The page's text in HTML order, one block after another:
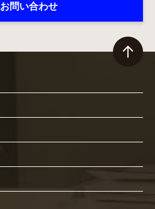
お問い合わせ